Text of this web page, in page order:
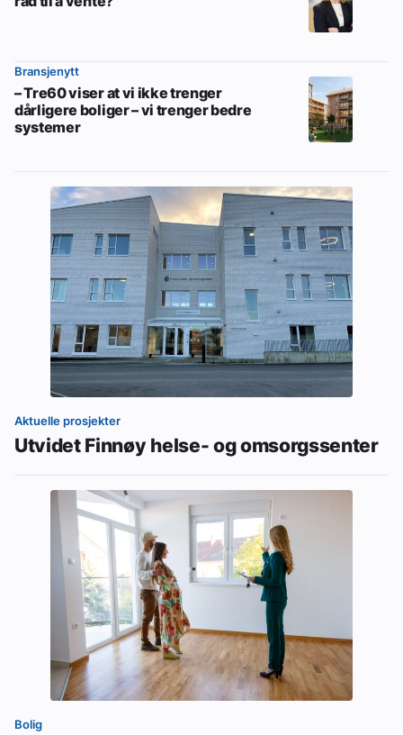
Bransjenytt
– Tre60 viser at vi ikke trenger
dårligere boliger – vi trenger bedre
systemer
Aktuelle prosjekter
Utvidet Finnøy helse- og omsorgssenter
Bolig